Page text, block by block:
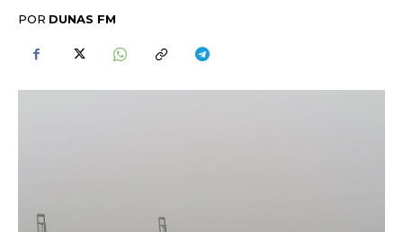
POR DUNAS FM